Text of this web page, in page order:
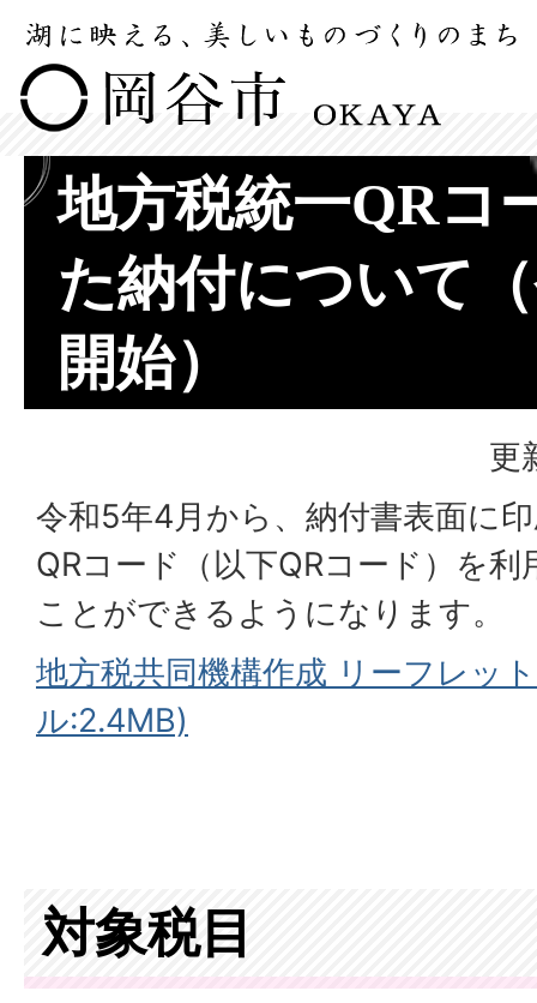
地方税統一QRコ
た納付について
開始）
更
令和5年4月から、納付書表面に
QRコード（以下QRコード）を
ことができるようになります。
地方税共同機構作成 リーフレッ
ル:2.4MB)
対象税目